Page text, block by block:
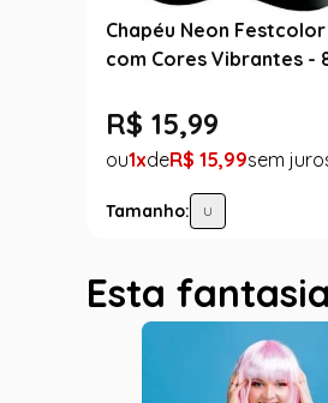
Chapéu Neon
com Cores Vibrantes -
R$ 15,99
1 R$ 15,99
Tamanho: U
Esta